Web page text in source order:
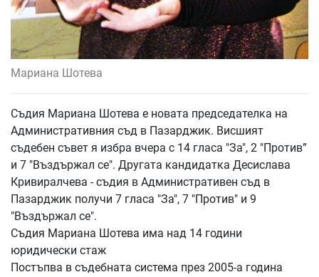
Мариана Шотева
Съдия Мариана Шотева е новата председателка на
Административния съд в Пазарджик. Висшият
съдебен съвет я избра вчера с 14 гласа "За", 2 "Против”
и 7 "Въздържал се". Другата кандидатка Десислава
Кривиралчева - съдия в Административен съд в
Пазарджик получи 7 гласа "За", 7 "Против" и 9
"Въздържал се".
Съдия Мариана Шотева има над 14 години
юридически стаж
Постъпва в съдебната система през 2005-а година